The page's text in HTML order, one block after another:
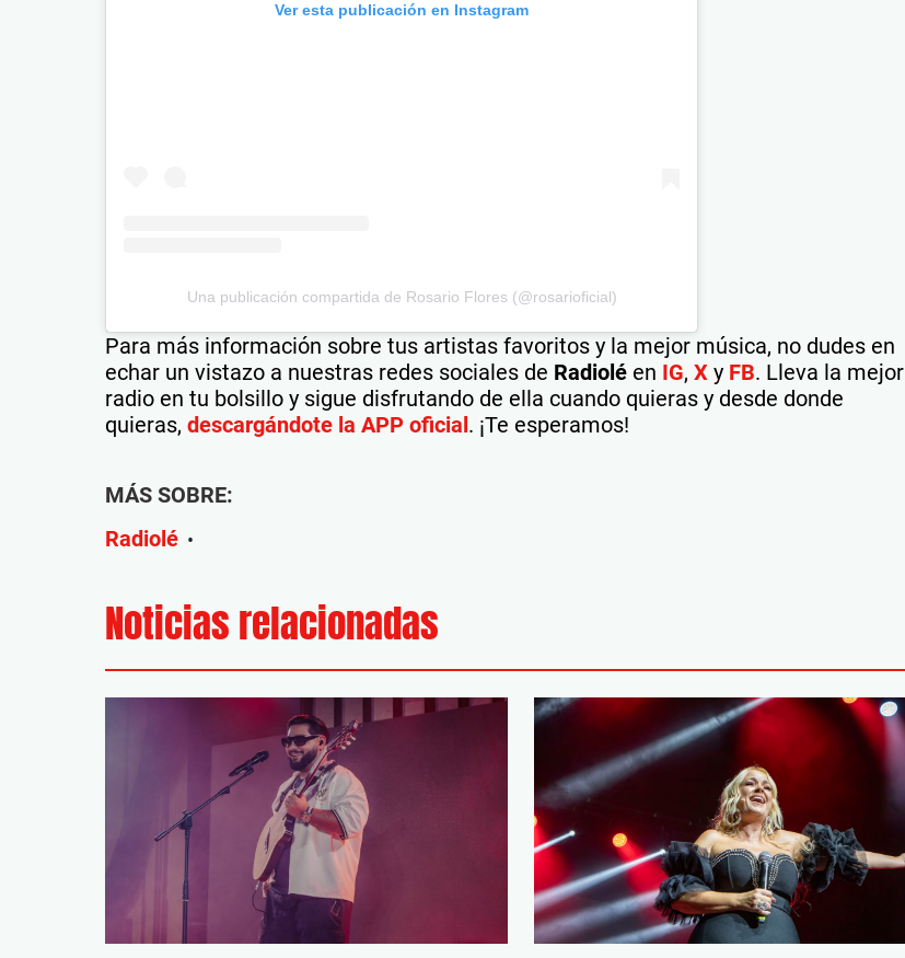
Ver esta publicación en Instagram
Una publicación compartida de Rosario Flores (@rosarioficial)
Para más información sobre tus artistas favoritos y la mejor música, no dudes en
echar un vistazo a nuestras redes sociales de Radiolé en IG, X y FB. Lleva la mejor
radio en tu bolsillo y sigue disfrutando de ella cuando quieras y desde donde
quieras, descargándote la APP oficial. ¡Te esperamos!
MÁS SOBRE:
Radiolé •
Noticias relacionadas